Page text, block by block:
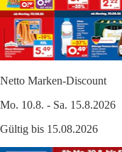
Netto Marken-Discount
Mo. 10.8. - Sa. 15.8.2026
Gültig bis 15.08.2026